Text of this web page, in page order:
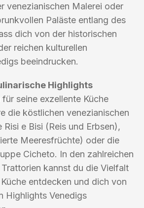
venezianischen Malerei oder
Paläste entlang des
dich von der historischen
reichen kulturellen
beeindrucken.
Highlights
seine exzellente Küche
die köstlichen venezianischen
e Bisi (Reis und Erbsen),
Meeresfrüchte) oder die
Cicheto. In den zahlreichen
kannst du die Vielfalt
entdecken und dich von
Highlights Venedigs